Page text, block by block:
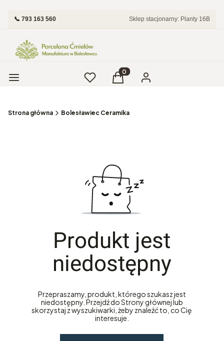
📞 793 163 560 Sklep stacjonarny: Planty 16B
Menu UlubioneProdukty w koszyku: 0.
Koszyk Zaloguj się
Strona główna Bolesławiec Ceramika
Produkt jest
niedostępny
Przepraszamy, produkt, którego szukasz jest
niedostępny. Przejdź do Strony głównej lub
skorzystaj z wyszukiwarki, żeby znaleźć to, co Cię
interesuje.